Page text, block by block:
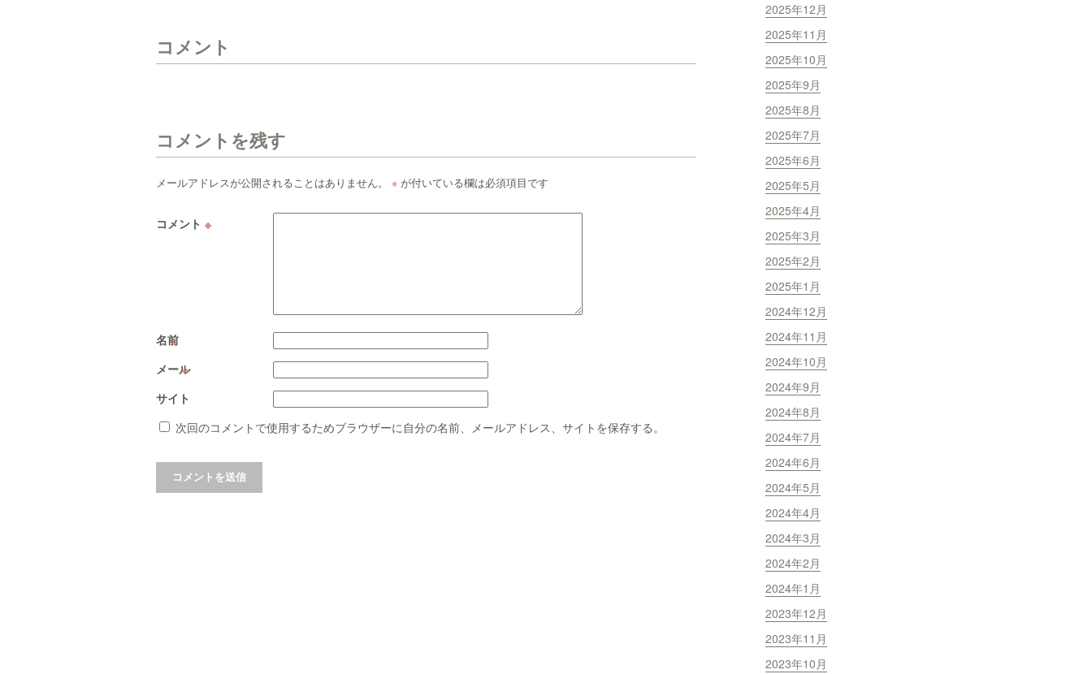
コメント
コメントを残す
メールアドレスが公開されることはありません。 ※ が付いている欄は必須項目です
コメント ※
名前
※
メール
※
サイト
次回のコメントで使用するためブラウザーに自分の名前、メールアドレス、サイトを保存する。
2025年12月
2025年11月
2025年10月
2025年9月
2025年8月
2025年7月
2025年6月
2025年5月
2025年4月
2025年3月
2025年2月
2025年1月
2024年12月
2024年11月
2024年10月
2024年9月
2024年8月
2024年7月
2024年6月
2024年5月
2024年4月
2024年3月
2024年2月
2024年1月
2023年12月
2023年11月
2023年10月